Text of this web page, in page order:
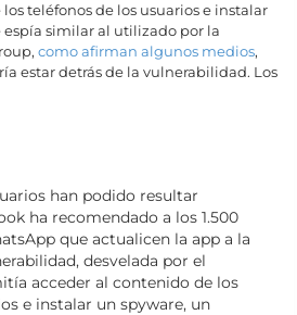
teléfonos de los usuarios e instalar
espía similar al utilizado por la
como afirman algunos medios,
estar detrás de la vulnerabilidad. Los
han podido resultar
ha recomendado a los 1.500
que actualicen la app a la
desvelada por el
acceder al contenido de los
e instalar un spyware, un